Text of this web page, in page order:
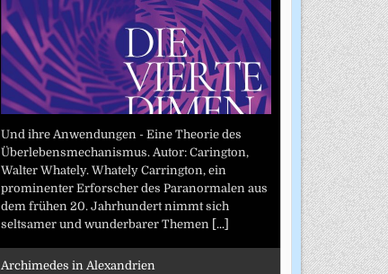
Und ihre Anwendungen - Eine Theorie des
Überlebensmechanismus. Autor: Carington,
Walter Whately. Whately Carrington, ein
prominenter Erforscher des Paranormalen aus
dem frühen 20. Jahrhundert nimmt sich
seltsamer und wunderbarer Themen [...]
Archimedes in Alexandrien